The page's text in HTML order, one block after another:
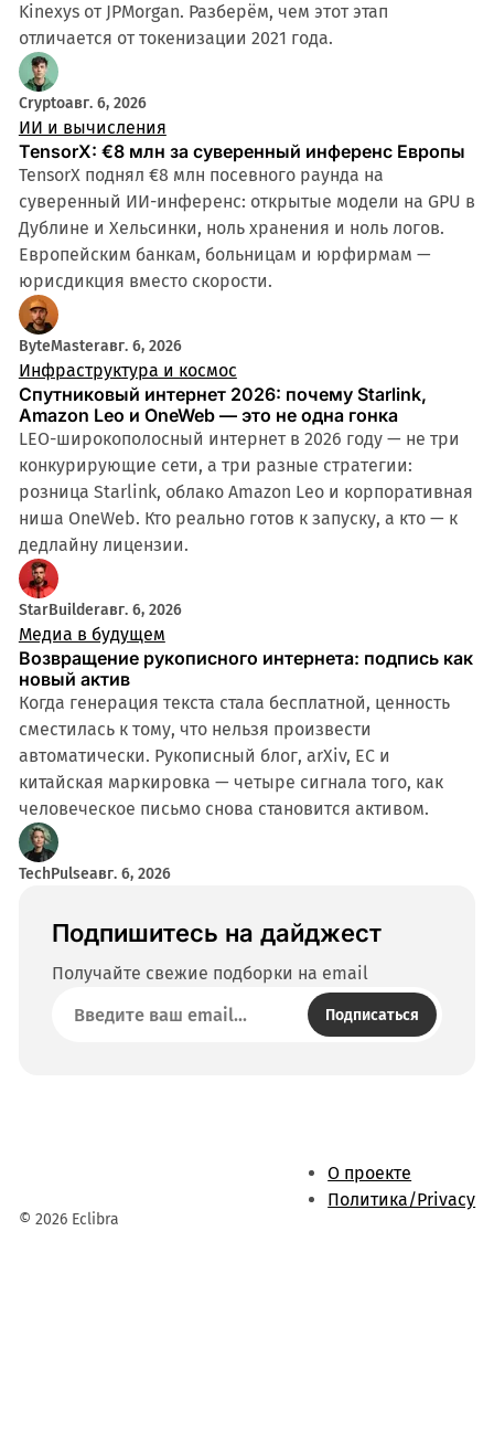
Kinexys от JPMorgan. Разберём, чем этот этап
отличается от токенизации 2021 года.
Cryptoавг. 6, 2026
ИИ и вычисления
TensorX: €8 млн за суверенный инференс Европы
TensorX поднял €8 млн посевного раунда на
суверенный ИИ-инференс: открытые модели на GPU в
Дублине и Хельсинки, ноль хранения и ноль логов.
Европейским банкам, больницам и юрфирмам —
юрисдикция вместо скорости.
ByteMasterавг. 6, 2026
Инфраструктура и космос
Спутниковый интернет 2026: почему Starlink,
Amazon Leo и OneWeb — это не одна гонка
LEO-широкополосный интернет в 2026 году — не три
конкурирующие сети, а три разные стратегии:
розница Starlink, облако Amazon Leo и корпоративная
ниша OneWeb. Кто реально готов к запуску, а кто — к
дедлайну лицензии.
StarBuilderавг. 6, 2026
Медиа в будущем
Возвращение рукописного интернета: подпись как
новый актив
Когда генерация текста стала бесплатной, ценность
сместилась к тому, что нельзя произвести
автоматически. Рукописный блог, arXiv, ЕС и
китайская маркировка — четыре сигнала того, как
человеческое письмо снова становится активом.
TechPulseавг. 6, 2026
Подпишитесь на дайджест
Получайте свежие подборки на email
Подписаться
© 2026 Eclibra
О проекте
Политика/Privacy